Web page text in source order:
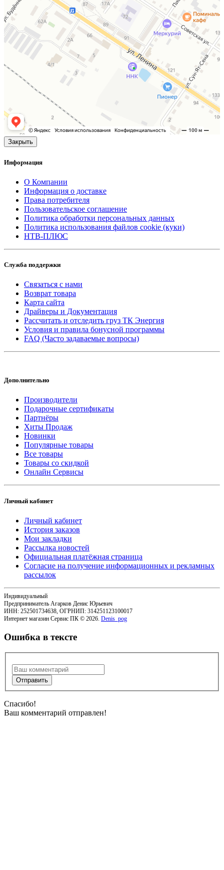
Закрыть
Информация
О Компании
Информация о доставке
Права потребителя
Пользовательское соглашение
Политика обработки персональных данных
Политика использования файлов cookie (куки)
НТВ-ПЛЮС
Служба поддержки
Связаться с нами
Возврат товара
Карта сайта
Драйверы и Документация
Рассчитать и отследить груз ТК Энергия
Условия и правила бонусной программы
FAQ (Часто задаваемые вопросы)
Дополнительно
Производители
Подарочные сертификаты
Партнёры
Хиты Продаж
Новинки
Популярные товары
Все товары
Товары со скидкой
Онлайн Сервисы
Личный кабинет
Личный кабинет
История заказов
Мои закладки
Рассылка новостей
Официальная платёжная страница
Согласие на получение информационных и рекламных
рассылок
Индивидуальный
Предприниматель Агарков Денис Юрьевич
ИНН: 252501734638, ОГРНИП: 314251123100017
Интернет магазин Сервис ПК © 2026. Denis_pog
Ошибка в тексте
Спасибо!
Ваш комментарий отправлен!